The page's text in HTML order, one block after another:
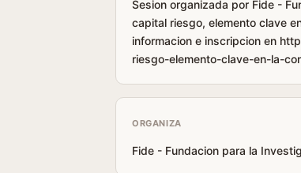
Sesion organizada por Fide -
capital riesgo, elemento clave
informacion e inscripcion en
riesgo-elemento-clave-en-la-
ORGANIZA
Fide - Fundacion para la